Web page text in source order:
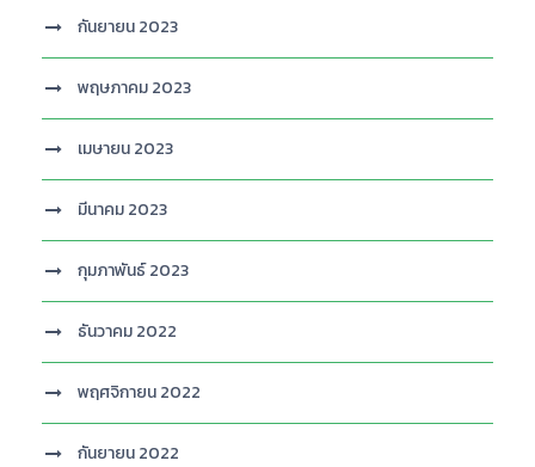
กันยายน 2023
พฤษภาคม 2023
เมษายน 2023
มีนาคม 2023
กุมภาพันธ์ 2023
ธันวาคม 2022
พฤศจิกายน 2022
กันยายน 2022